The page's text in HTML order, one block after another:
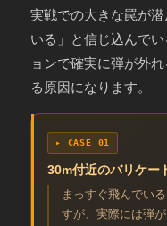
実戦での大きな罠が
いる」と信じ込んで
ョンで確実に弾が外
る原因になります。
▸ CASE 01
30m付近のバリケー
まっすぐ飛んでい
すが、実際には弾